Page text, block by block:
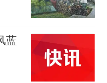
蓝